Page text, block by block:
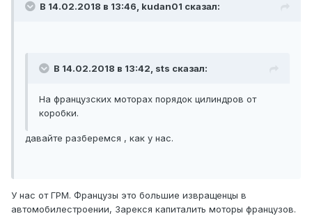
В 14.02.2018 в 13:46, kudan01 сказал:
В 14.02.2018 в 13:42, sts сказал:
На французских моторах порядок цилиндров от
коробки.
давайте разберемся , как у нас.
У нас от ГРМ. Французы это большие извращенцы в
автомобилестроении, Зарекся капиталить моторы французов.